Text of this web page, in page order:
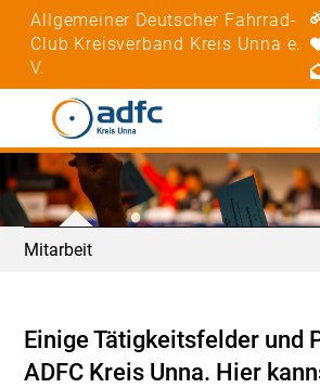
Allgemeiner Deutscher Fahrrad-
Club Kreisverband Kreis Unna e.
V.
Mitarbeit
Einige Tätigkeitsfelder und
ADFC Kreis Unna. Hier